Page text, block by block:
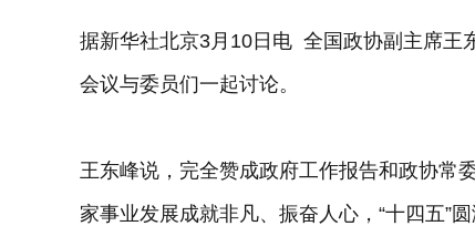
据新华社北京3月10日电 全国政协副主席王
会议与委员们一起讨论。
王东峰说，完全赞成政府工作报告和政协常
家事业发展成就非凡、振奋人心，“十四五”